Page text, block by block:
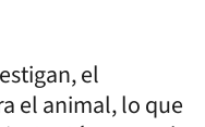
el
el animal, lo que